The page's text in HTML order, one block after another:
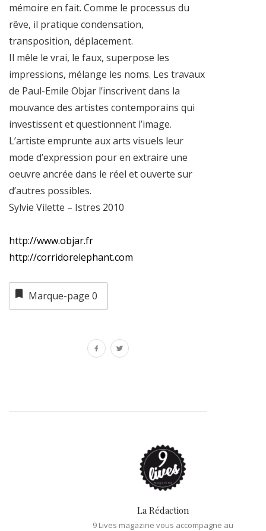
mémoire en fait. Comme le processus du
rêve, il pratique condensation,
transposition, déplacement.
Il mêle le vrai, le faux, superpose les
impressions, mélange les noms. Les travaux
de Paul-Emile Objar l’inscrivent dans la
mouvance des artistes contemporains qui
investissent et questionnent l’image.
L’artiste emprunte aux arts visuels leur
mode d’expression pour en extraire une
oeuvre ancrée dans le réel et ouverte sur
d’autres possibles.
Sylvie Vilette – Istres 2010
http://www.objar.fr
http://corridorelephant.com
Marque-page 0
La Rédaction
9 Lives magazine vous accompagne au